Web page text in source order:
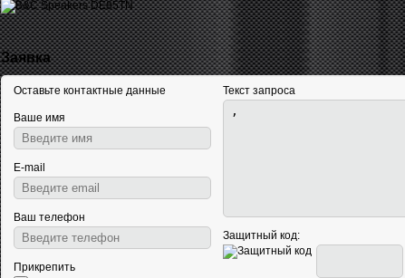
Заявка
Оставьте контактные данные
Ваше имя
E-mail
Ваш телефон
Прикрепить
Текст запроса
Защитный код: